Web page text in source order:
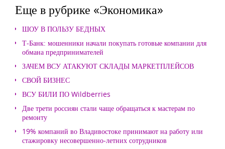
Еще в рубрике «Экономика»
ШОУ В ПОЛЬЗУ БЕДНЫХ
Т-Банк: мошенники начали покупать готовые компании для
обмана предпринимателей
ЗАЧЕМ ВСУ АТАКУЮТ СКЛАДЫ МАРКЕТПЛЕЙСОВ
СВОЙ БИЗНЕС
ВСУ БИЛИ ПО Wildberries
Две трети россиян стали чаще обращаться к мастерам по
ремонту
19% компаний во Владивостоке принимают на работу или
стажировку несовершенно-летних сотрудников